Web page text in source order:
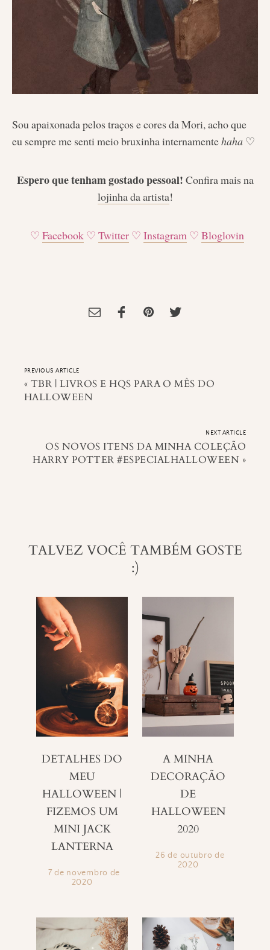
Sou apaixonada pelos traços e cores da Mori, acho que
eu sempre me senti meio bruxinha internamentehaha ♡
Espero que tenham gostado pessoal! Confira mais na
lojinha da artista!
♡ Facebook♡ Twitter♡ Instagram ♡ Bloglovin
PREVIOUS ARTICLE
« TBR | LIVROS E HQS PARA O MÊS DO
HALLOWEEN
NEXT ARTICLE
OS NOVOS ITENS DA MINHA COLEÇÃO
HARRY POTTER #ESPECIALHALLOWEEN »
TALVEZ VOCÊ TAMBÉM GOSTE
:)
DETALHES DO
MEU
HALLOWEEN |
FIZEMOS UM
MINI JACK
LANTERNA
7 de novembro de
2020
A MINHA
DECORAÇÃO
DE
HALLOWEEN
2020
26 de outubro de
2020